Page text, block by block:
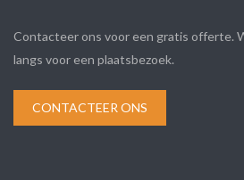
Contacteer ons voor een gratis offerte.
langs voor een plaatsbezoek.
CONTACTEER ONS